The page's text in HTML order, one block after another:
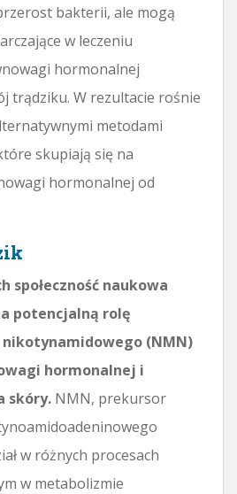
bakterii, ale mogą
w leczeniu
hormonalnej
trądziku. W rezultacie rośnie
metodami
skupiają się na
hormonalnej od
społeczność naukowa
potencjalną rolę
(NMN)
hormonalnej i
skóry. NMN, prekursor
w różnych procesach
w metabolizmie